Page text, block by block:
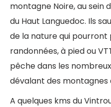
montagne Noire, au sein
du Haut Languedoc. Ils
de la nature qui
randonnées, à pied ou
pêche dans les
dévalant des montagnes
A quelques kms du